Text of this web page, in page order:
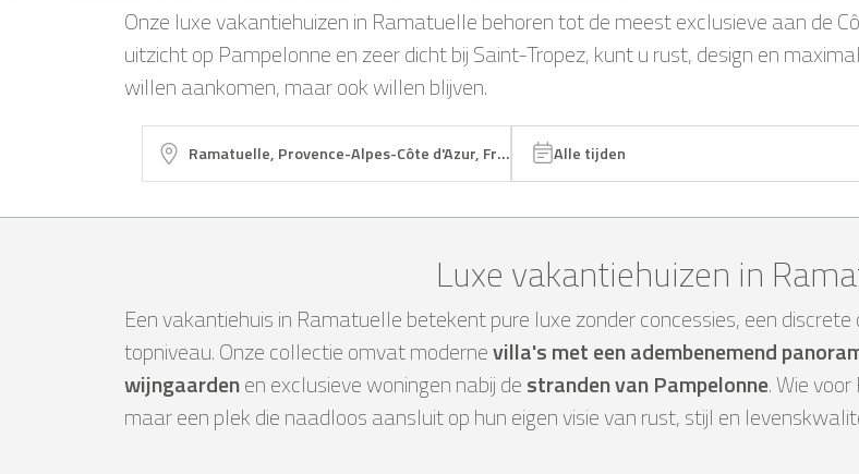
Onze luxe vakantiehuizen in Ramatuelle behoren tot de meest exclusieve aan de
uitzicht op Pampelonne en zeer dicht bij Saint-Tropez, kunt u rust, design en
willen aankomen, maar ook willen blijven.
Alle tijden
Luxe vakantiehuizen in
Een vakantiehuis in Ramatuelle betekent pure luxe zonder concessies, een
topniveau. Onze collectie omvat modernevilla's met een adembenemend
wijngaardenen exclusieve woningen nabij destranden van Pampelonne. Wie
maar een plek die naadloos aansluit op hun eigen visie van rust, stijl en